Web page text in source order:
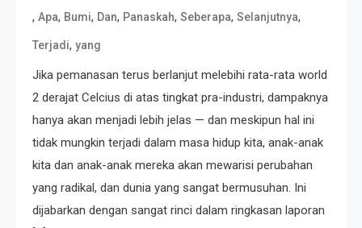
, Apa, Bumi, Dan, Panaskah, Seberapa, Selanjutnya,
Terjadi, yang
Jika pemanasan terus berlanjut melebihi rata-rata world
2 derajat Celcius di atas tingkat pra-industri, dampaknya
hanya akan menjadi lebih jelas — dan meskipun hal ini
tidak mungkin terjadi dalam masa hidup kita, anak-anak
kita dan anak-anak mereka akan mewarisi perubahan
yang radikal, dan dunia yang sangat bermusuhan. Ini
dijabarkan dengan sangat rinci dalam ringkasan laporan